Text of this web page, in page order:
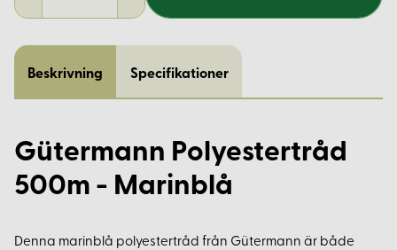
Beskrivning Specifikationer
Gütermann Polyestertråd
500m - Marinblå
Denna marinblå polyestertråd från Gütermann är både